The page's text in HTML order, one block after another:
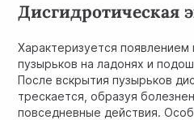
Дисгидротическая
Характеризуется
пузырьков на ладонях и
После вскрытия пузырьков
трескается, образуя
повседневные действия.